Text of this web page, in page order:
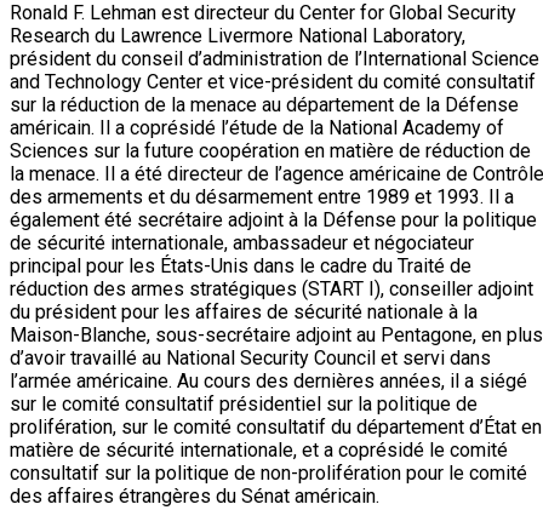
Ronald F. Lehman est directeur du Center for Global Security
Research du Lawrence Livermore National Laboratory,
président du conseil d’administration de l’International Science
and Technology Center et vice-président du comité consultatif
sur la réduction de la menace au département de la Défense
américain. Il a coprésidé l’étude de la National Academy of
Sciences sur la future coopération en matière de réduction de
la menace. Il a été directeur de l’agence américaine de Contrôle
des armements et du désarmement entre 1989 et 1993. Il a
également été secrétaire adjoint à la Défense pour la politique
de sécurité internationale, ambassadeur et négociateur
principal pour les États-Unis dans le cadre du Traité de
réduction des armes stratégiques (START I), conseiller adjoint
du président pour les affaires de sécurité nationale à la
Maison-Blanche, sous-secrétaire adjoint au Pentagone, en plus
d’avoir travaillé au National Security Council et servi dans
l’armée américaine. Au cours des dernières années, il a siégé
sur le comité consultatif présidentiel sur la politique de
prolifération, sur le comité consultatif du département d’État en
matière de sécurité internationale, et a coprésidé le comité
consultatif sur la politique de non-prolifération pour le comité
des affaires étrangères du Sénat américain.